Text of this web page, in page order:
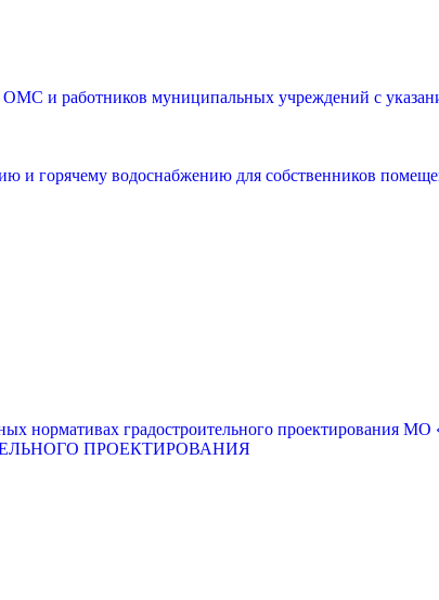
и работников муниципальных учреждений с
и горячему водоснабжению для собственников
нормативах градостроительного проектирования МО
ПРОЕКТИРОВАНИЯ